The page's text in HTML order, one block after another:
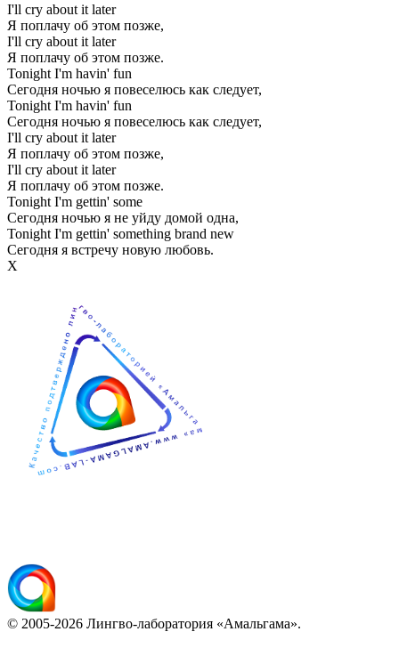
I'll cry about it later
Я поплачу об этом позже,
I'll cry about it later
Я поплачу об этом позже.
Tonight I'm havin' fun
Сегодня ночью я повеселюсь как следует,
Tonight I'm havin' fun
Сегодня ночью я повеселюсь как следует,
I'll cry about it later
Я поплачу об этом позже,
I'll cry about it later
Я поплачу об этом позже.
Tonight I'm gettin' some
Сегодня ночью я не уйду домой одна,
Tonight I'm gettin' something brand new
Сегодня я встречу новую любовь.
Х
© 2005-2026 Лингво-лаборатория «Амальгама».